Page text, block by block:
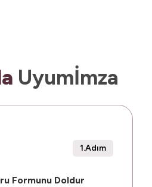
Uyumİmza
1.Adım
Formunu Doldur